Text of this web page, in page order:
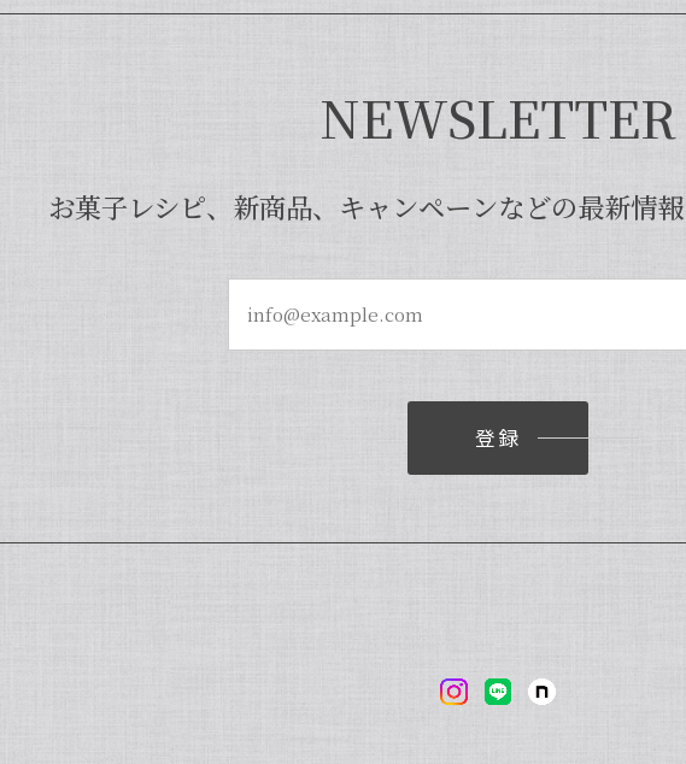
多いほど1本価格がお得！】【ブルボン種Sグレード・バニラビーンズ・20本】
てもらってます。 バニラの香りも良く、あの量でお値段も安くとても使いやすいです。
店のバニラをご使用いただければ幸いです。また、「バニラビレッジnote」と検索いた
しております。こちらもご興味ございましたら、ぜひチェックしてみてくださいませ。
添加・天然バニラ蜜セット_送料無料（小瓶50g × 3個）/バニラシロップ/シロップ/バニ
います。 いつもより遅い気がして急かすようなメッセージしてしまいすみませんでした
NEWSLETTER
お菓子レシピ、新商品、キャンペーンなどの最新情報
登録